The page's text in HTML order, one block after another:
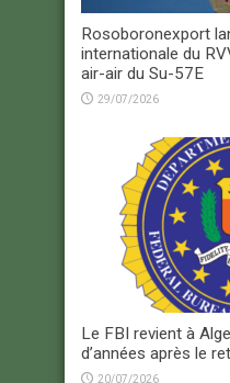
Rosoboronexport
internationale du
air-air du Su-57E
29/07/2026
Le FBI revient à
d’années après le
20/07/2026